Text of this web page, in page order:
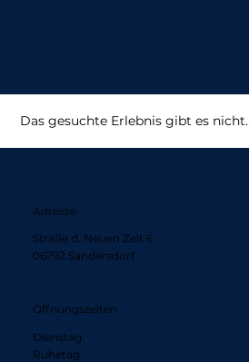
Adresse
Straße d. Neuen Zeit 6
06792 Sandersdorf
Öffnungszeiten
Dienstag:
Ruhetag
Das gesuchte Erlebnis gibt es nicht.